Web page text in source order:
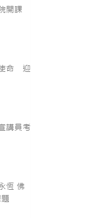
開課
命 迎
講員考
恆 佛